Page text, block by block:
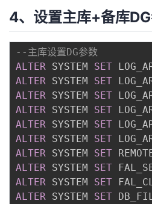
4、设置主库+备库
--主库设置DG参数
ALTER SYSTEM SET
ALTER SYSTEM SET
ALTER SYSTEM SET
ALTER SYSTEM SET
ALTER SYSTEM SET
ALTER SYSTEM SET
ALTER SYSTEM SET
ALTER SYSTEM SET
ALTER SYSTEM SET
ALTER SYSTEM SET